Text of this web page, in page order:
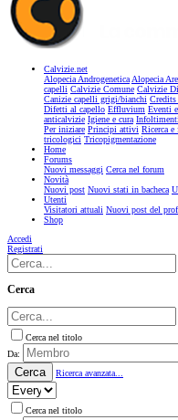
Calvizie.net
Alopecia AndrogeneticaAlopecia
capelli Calvizie Comune Calvizie
Canizie capelli grigi/bianchi Credits
Difetti al capello Effluvium Eventi
anticalvizie Igiene e cura
Per iniziare Principi attivi Ricerca e
tricologici Tricopigmentazione
Home
Forums
Nuovi messaggi Cerca nel forum
Novità
Nuovi post Nuovi stati in bacheca
Utenti
Visitatori attuali Nuovi post del
Shop
Accedi
Registrati
Cerca
Cerca nel titolo
Da:
Cerca Ricerca avanzata...
Cerca nel titolo